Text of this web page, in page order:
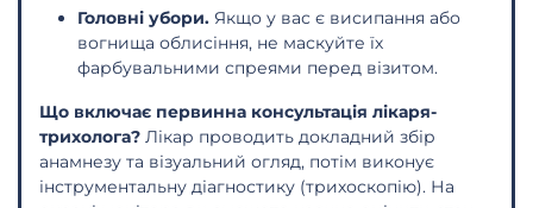
Головні убори. Якщо у вас є висипання або
вогнища облисіння, не маскуйте їх
фарбувальними спреями перед візитом.
Що включає первинна консультація лікаря-
трихолога? Лікар проводить докладний збір
анамнезу та візуальний огляд, потім виконує
інструментальну діагностику (трихоскопію). На